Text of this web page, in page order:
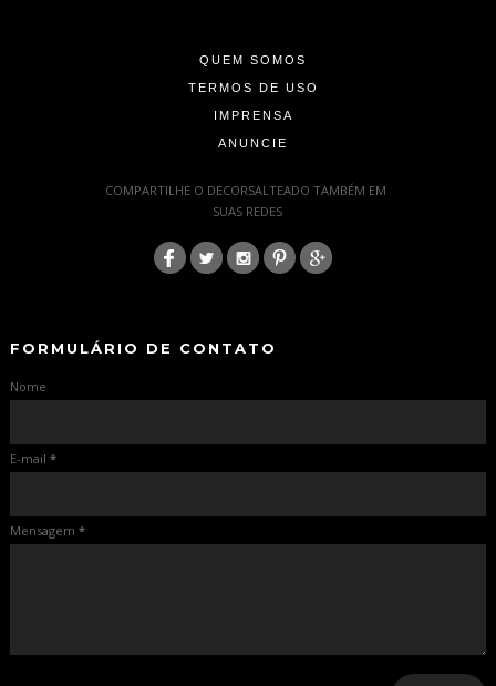
QUEM SOMOS
TERMOS DE USO
IMPRENSA
ANUNCIE
COMPARTILHE O DECORSALTEADO TAMBÉM EM
SUAS REDES
FORMULÁRIO DE CONTATO
Nome
E-mail *
Mensagem *